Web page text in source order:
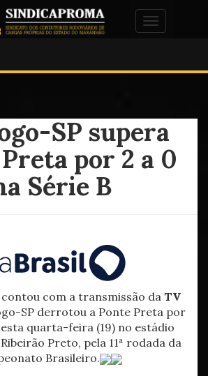
Alternar
SP supera
por 2 a 0
Série B
com a transmissão da TV
SP derrotou a Ponte Preta por
quarta-feira (19) no estádio
Preto, pela 11ª rodada da
Brasileiro.